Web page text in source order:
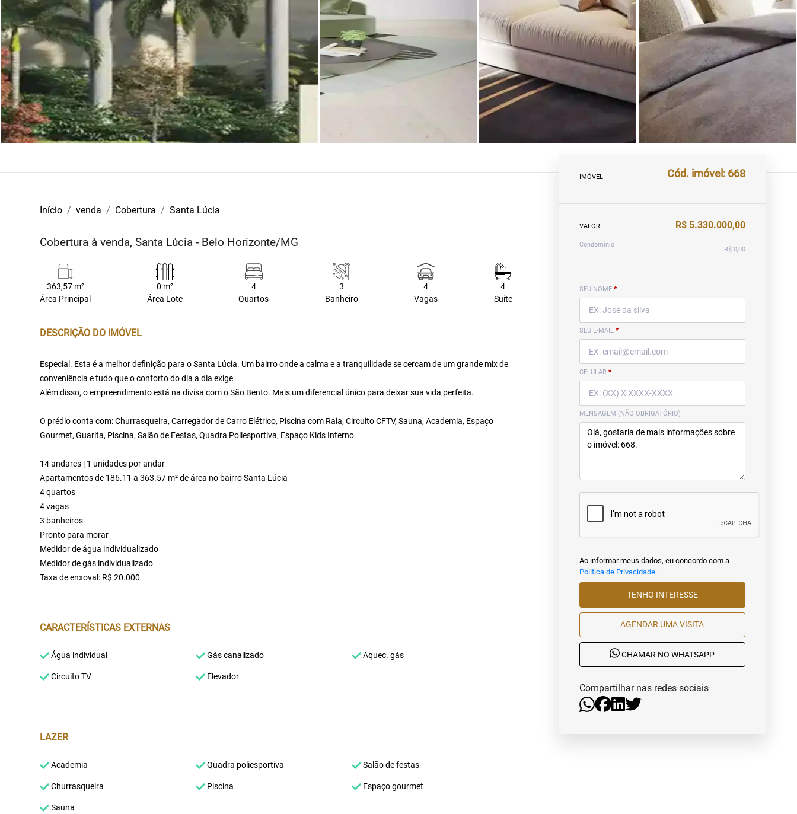
Início venda Cobertura Santa Lúcia
Cobertura à venda, Santa Lúcia - Belo Horizonte/MG
363,57 m²
Área Principal
0 m²
Área Lote
4
Quartos
3
Banheiro
4
Vagas
4
Suite
DESCRIÇÃO DO IMÓVEL
Especial. Esta é a melhor definição para o Santa Lúcia. Um bairro onde a calma e a tranquilidade se cercam de um grande mix de
conveniência e tudo que o conforto do dia a dia exige.
Além disso, o empreendimento está na divisa com o São Bento. Mais um diferencial único para deixar sua vida perfeita.
O prédio conta com: Churrasqueira, Carregador de Carro Elétrico, Piscina com Raia, Circuito CFTV, Sauna, Academia, Espaço
Gourmet, Guarita, Piscina, Salão de Festas, Quadra Poliesportiva, Espaço Kids Interno.
14 andares | 1 unidades por andar
Apartamentos de 186.11 a 363.57 m² de área no bairro Santa Lúcia
4 quartos
4 vagas
3 banheiros
Pronto para morar
Medidor de água individualizado
Medidor de gás individualizado
Taxa de enxoval: R$ 20.000
CARACTERÍSTICAS EXTERNAS
Água individual Gás canalizado Aquec. gás
Circuito TV Elevador
LAZER
Academia Quadra poliesportiva Salão de festas
Churrasqueira Piscina Espaço gourmet
Sauna
IMÓVEL Cód. imóvel: 668
VALOR R$ 5.330.000,00
Condomínio
R$ 0,00
SEU NOME *
SEU E-MAIL *
CELULAR *
MENSAGEM (NÃO OBRIGATÓRIO)
Ao informar meus dados, eu concordo com a
Política de Privacidade.
TENHO INTERESSE
AGENDAR UMA VISITA
CHAMAR NO WHATSAPP
Compartilhar nas redes sociais